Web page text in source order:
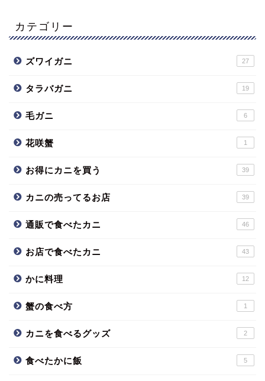
カテゴリー
ズワイガニ 27
タラバガニ 19
毛ガニ 6
花咲蟹 1
お得にカニを買う 39
カニの売ってるお店 39
通販で食べたカニ 46
お店で食べたカニ 43
かに料理 12
蟹の食べ方 1
カニを食べるグッズ 2
食べたかに飯 5